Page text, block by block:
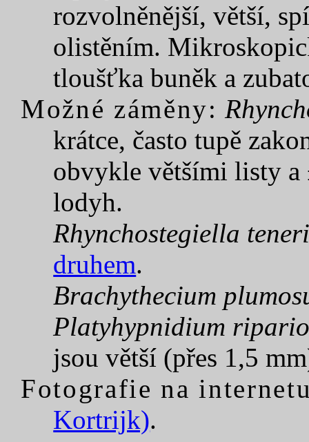
rozvolněnější, větší,
olistěním.
tloušťka buněk a
Možné záměny:
krátce, často tupě
obvykle většími listy
lodyh.
Rhynchostegiella
druhem.
Brachythecium
Platyhypnidium
jsou větší (přes 1,5
Fotografie na
Kortrijk).